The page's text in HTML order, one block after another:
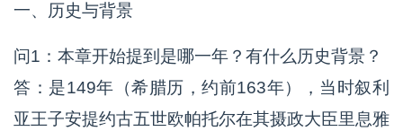
一、历史与背景
问1：本章开始提到是哪一年？有什么历史背景？
答：是149年（希腊历，约前163年），当时叙利
亚王子安提约古五世欧帕托尔在其摄政大臣里息雅